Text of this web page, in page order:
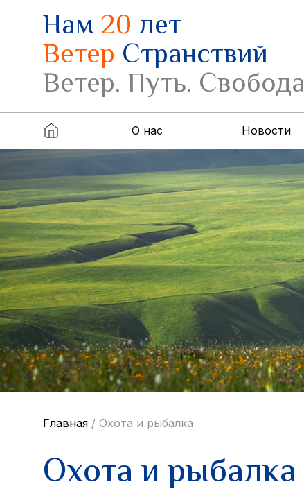
Нам20лет
Ветер Странствий
Ветер. Путь. Свобода
О нас Новости
Главная / Охота и рыбалка
Охота и рыбалка